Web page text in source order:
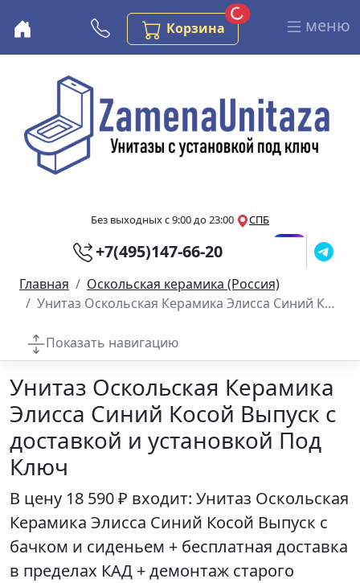
Перейти к основному содержанию
Бесплатная консультация
Корзина
Загрузка...
Заказов в корзине
меню
Без выходных с 9:00 до 23:00 СПБ
+7(495)147-66-20
Главная
Оскольская керамика (Россия)
Унитаз Оскольская Керамика Элисса Синий Косой Выпуск
Показать навигацию
Унитаз Оскольская Керамика
Элисса Синий Косой Выпуск с
доставкой и установкой Под
Ключ
В цену 18 590 ₽ входит: Унитаз Оскольская
Керамика Элисса Синий Косой Выпуск с
бачком и сиденьем + бесплатная доставка
в пределах КАД + демонтаж старого